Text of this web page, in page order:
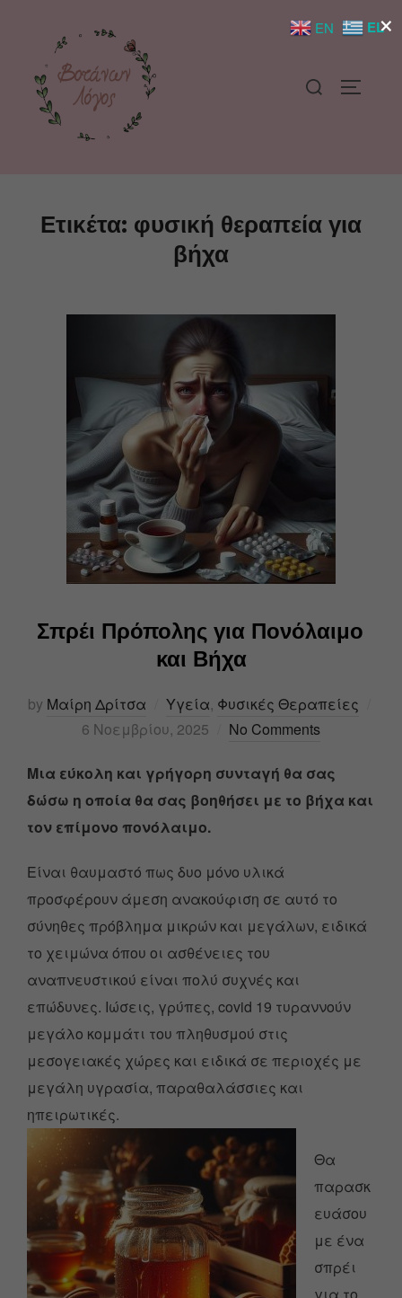
Ετικέτα: φυσική θεραπεία για
βήχα
Σπρέι Πρόπολης για Πονόλαιμο
και Βήχα
by Μαίρη Δρίτσα Υγεία, Φυσικές Θεραπείες
6 Νοεμβρίου, 2025
No Comments
Μια εύκολη και γρήγορη συνταγή θα σας
δώσω η οποία θα σας βοηθήσει με το βήχα και
τον επίμονο πονόλαιμο.
Είναι θαυμαστό πως δυο μόνο υλικά
προσφέρουν άμεση ανακούφιση σε αυτό το
σύνηθες πρόβλημα μικρών και μεγάλων, ειδικά
το χειμώνα όπου οι ασθένειες του
αναπνευστικού είναι πολύ συχνές και
επώδυνες. Ιώσεις, γρύπες, covid 19 τυραννούν
μεγάλο κομμάτι του πληθυσμού στις
μεσογειακές χώρες και ειδικά σε περιοχές με
μεγάλη υγρασία, παραθαλάσσιες και
ηπειρωτικές.
Θα
παρασκ
ευάσου
με ένα
σπρέι
×
EN EL